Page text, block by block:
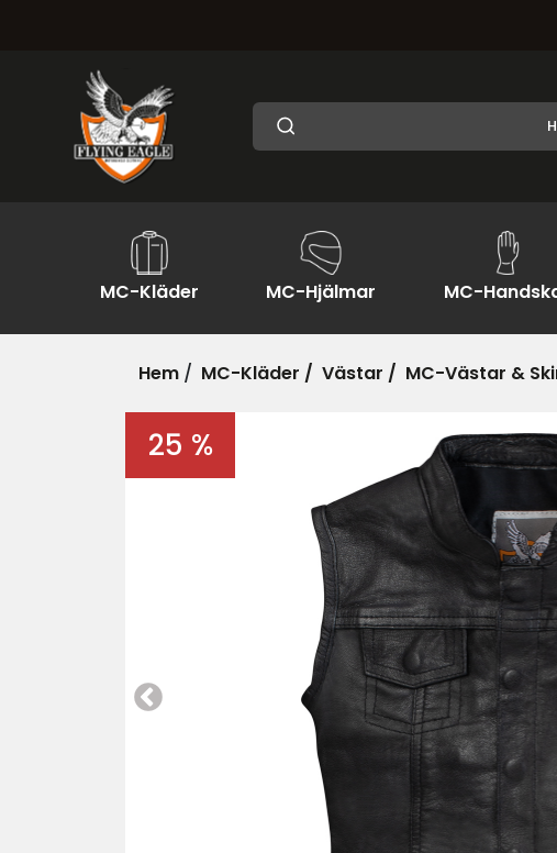
MC-Kläder MC-Hjälmar MC-
Hem / MC-Kläder / Västar / MC-Västar &
25 %